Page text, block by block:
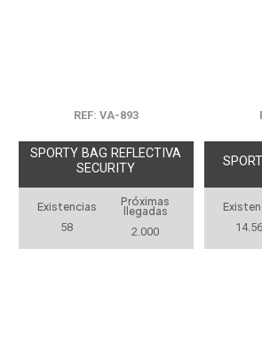
REF: VA-893
SPORTY BAG REFLECTIVA
SECURITY
Existencias
58
Próximas
llegadas
2.000